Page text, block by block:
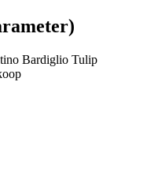
Bardiglio Tulip